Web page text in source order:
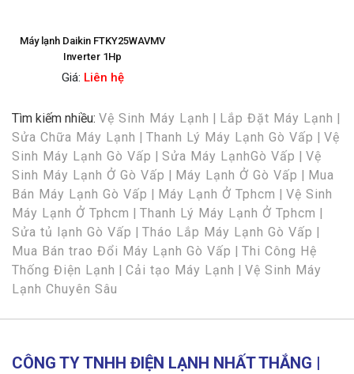
Máy lạnh Daikin FTKY25WAVMV
Inverter 1Hp
Giá: Liên hệ
Tìm kiếm nhiều: Vệ Sinh Máy Lạnh | Lắp Đặt Máy Lạnh |
Sửa Chữa Máy Lạnh | Thanh Lý Máy Lạnh Gò Vấp | Vệ
Sinh Máy Lạnh Gò Vấp | Sửa Máy LạnhGò Vấp | Vệ
Sinh Máy Lạnh Ở Gò Vấp | Máy Lạnh Ở Gò Vấp | Mua
Bán Máy Lạnh Gò Vấp | Máy Lạnh Ở Tphcm | Vệ Sinh
Máy Lạnh Ở Tphcm | Thanh Lý Máy Lạnh Ở Tphcm |
Sửa tủ lạnh Gò Vấp | Tháo Lắp Máy Lạnh Gò Vấp |
Mua Bán trao Đổi Máy Lạnh Gò Vấp | Thi Công Hệ
Thống Điện Lạnh | Cải tạo Máy Lạnh | Vệ Sinh Máy
Lạnh Chuyên Sâu
CÔNG TY TNHH ĐIỆN LẠNH NHẤT THẮNG |